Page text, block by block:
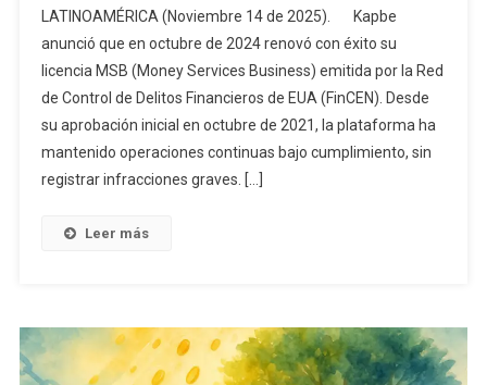
LATINOAMÉRICA (Noviembre 14 de 2025). Kapbe
anunció que en octubre de 2024 renovó con éxito su
licencia MSB (Money Services Business) emitida por la Red
de Control de Delitos Financieros de EUA (FinCEN). Desde
su aprobación inicial en octubre de 2021, la plataforma ha
mantenido operaciones continuas bajo cumplimiento, sin
registrar infracciones graves. […]
Leer más